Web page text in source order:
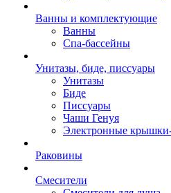
Ванны и комплектующие
Ванны
Спа-бассейны
Унитазы, биде, писсуары
Унитазы
Биде
Писсуары
Чаши Генуя
Электронные
Раковины
Смесители